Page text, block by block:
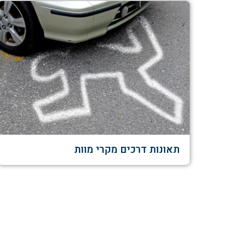
תאונות דרכים מקרי מוות